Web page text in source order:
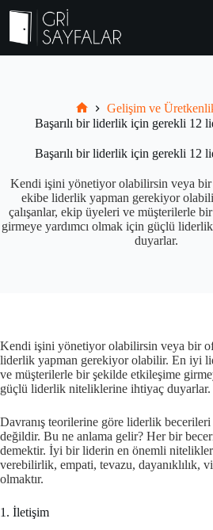
content
Grisayfalar.com
Gelişim ve
Başarılı bir liderlik için gerekli 12
Başarılı bir liderlik için gerekli 12
Kendi işini yönetiyor olabilirsin veya bir
ekibe liderlik yapman gerekiyor
çalışanlar, ekip üyeleri ve müşterilerle
girmeye yardımcı olmak için güçlü
duyarlar.
Kendi işini yönetiyor olabilirsin veya bir
liderlik yapman gerekiyor olabilir. En iyi
ve müşterilerle bir şekilde etkileşime
güçlü liderlik niteliklerine ihtiyaç duyarlar.
Davranış teorilerine göre liderlik
değildir. Bu ne anlama gelir? Her bir
demektir. İyi bir liderin en önemli
verebilirlik, empati, tevazu, dayanıklılık,
olmaktır.
1. İletişim